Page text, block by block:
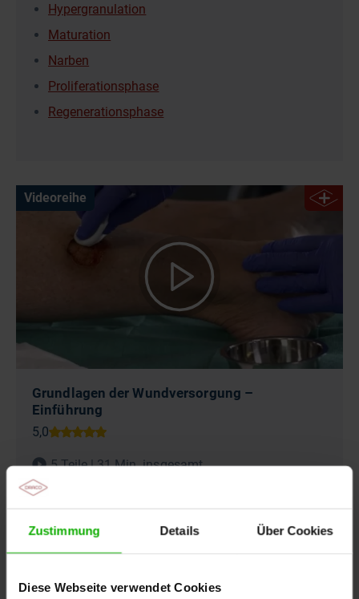
Zustimmung Details Über Cookies
Diese Webseite verwendet Cookies
Hypergranulation
Maturation
Narben
Proliferationsphase
Regenerationsphase
Grundlagen der Wundversorgung –
Einführung
5 Teile | 31 Min. insgesamt
Dr. Christine von Reibnitz
Teilnahmebescheinigung
Videoreihe